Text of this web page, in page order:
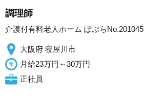
調理師
介護付有料老人ホーム ぽぷらNo.201045
大阪府 寝屋川市
月給23万円～30万円
正社員